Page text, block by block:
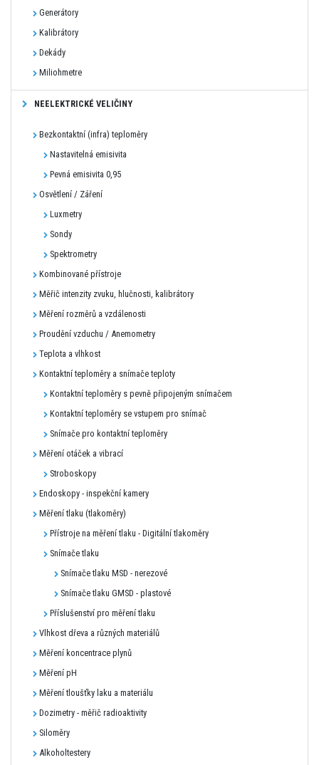
Generátory
Kalibrátory
Dekády
Miliohmetre
NEELEKTRICKÉ VELIČINY
Bezkontaktní (infra) teploměry
Nastavitelná emisivita
Pevná emisivita 0,95
Osvětlení / Záření
Luxmetry
Sondy
Spektrometry
Kombinované přístroje
Měřič intenzity zvuku, hlučnosti, kalibrátory
Měření rozměrů a vzdálenosti
Proudění vzduchu / Anemometry
Teplota a vlhkost
Kontaktní teploměry a snímače teploty
Kontaktní teploměry s pevně připojeným snímačem
Kontaktní teploměry se vstupem pro snímač
Snímače pro kontaktní teploměry
Měření otáček a vibrací
Stroboskopy
Endoskopy - inspekční kamery
Měření tlaku (tlakoměry)
Přístroje na měření tlaku - Digitální tlakoměry
Snímače tlaku
Snímače tlaku MSD - nerezové
Snímače tlaku GMSD - plastové
Příslušenství pro měření tlaku
Vlhkost dřeva a různých materiálů
Měření koncentrace plynů
Měření pH
Měření tloušťky laku a materiálu
Dozimetry - měřič radioaktivity
Siloměry
Alkoholtestery